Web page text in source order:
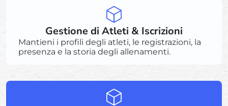
Gestione di Atleti & Iscrizioni
Mantieni i profili degli atleti, le registrazioni, la
presenza e la storia degli allenamenti.